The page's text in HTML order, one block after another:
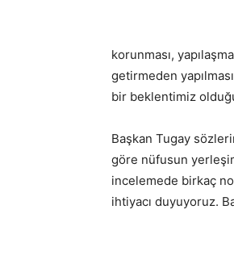
korunması,
getirmeden
bir beklentimiz
Başkan Tugay
göre nüfusun
incelemede birkaç
ihtiyacı duyuyoruz.